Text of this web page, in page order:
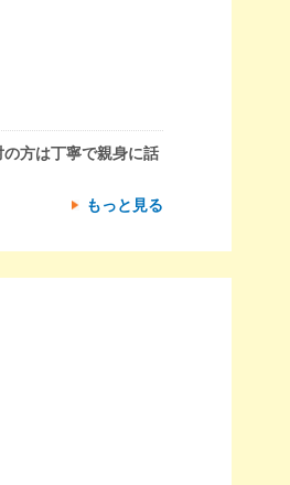
方は丁寧で親身に話
もっと見る